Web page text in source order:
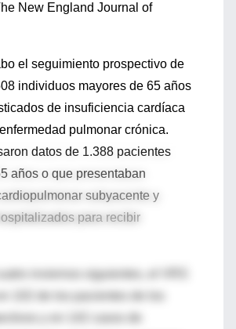
New England Journal of
el seguimiento prospectivo de
individuos mayores de 65 años
de insuficiencia cardíaca
pulmonar crónica.
datos de 1.388 pacientes
años o que presentaban
subyacente y
para recibir
inviernos siguientes, el VRS
y en 142 casos de